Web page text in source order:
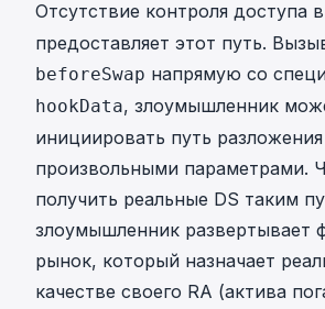
Отсутствие контроля доступа в
предоставляет этот путь.
beforeSwap напрямую со
hookData, злоумышленник
инициировать путь
произвольными параметрами.
получить реальные DS таким
злоумышленник развертывает
рынок, который назначает
качестве своего RA (актива